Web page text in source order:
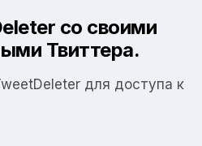
со своими
Твиттера.
для доступа к